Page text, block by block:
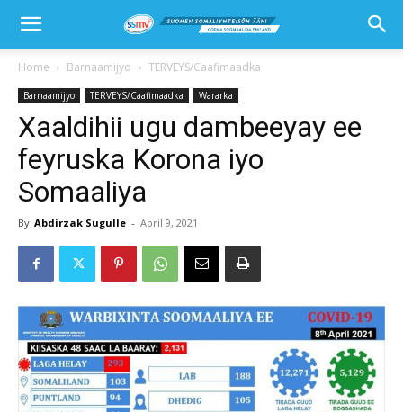
Home Barnaamijyo TERVEYS/Caafimaadka
Barnaamijyo TERVEYS/Caafimaadka Wararka
Xaaldihii ugu dambeeyay ee
feyruska Korona iyo
Somaaliya
By Abdirzak Sugulle - April 9, 2021